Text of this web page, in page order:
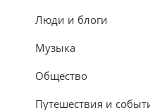
Люди и блоги
Музыка
Общество
Путешествия и